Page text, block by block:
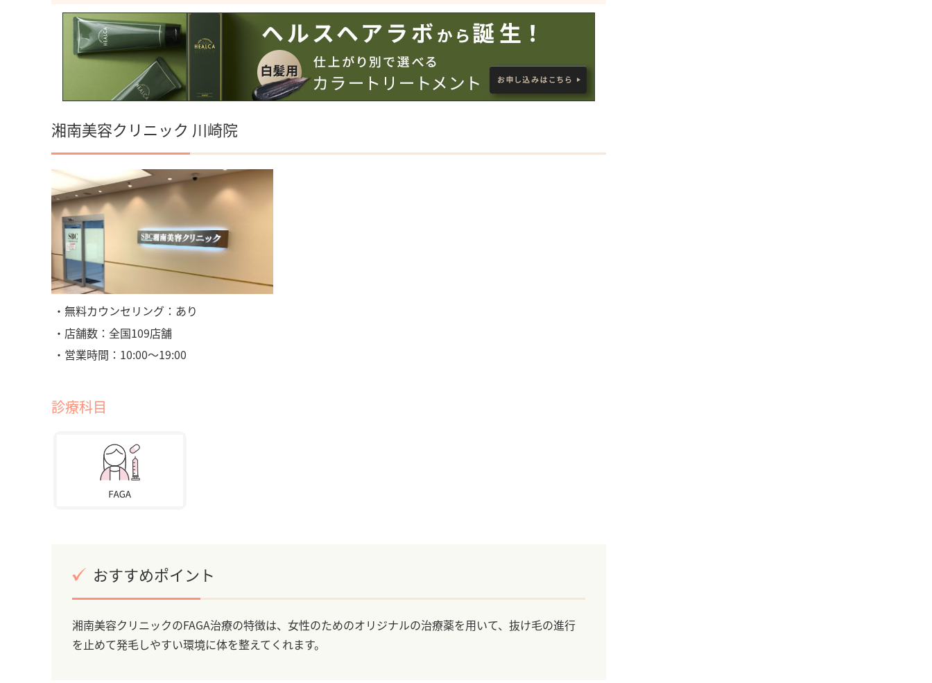
湘南美容クリニック 川崎院
・無料カウンセリング：あり
・店舗数：全国109店舗
・営業時間：10:00〜19:00
診療科目
おすすめポイント
湘南美容クリニックのFAGA治療の特徴は、女性のためのオリジナルの治療薬を用いて、抜け毛の進行
を止めて発毛しやすい環境に体を整えてくれます。